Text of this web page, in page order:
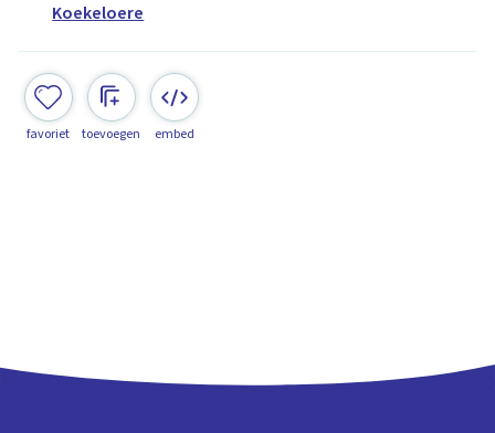
Koekeloere
favoriet toevoegen embed